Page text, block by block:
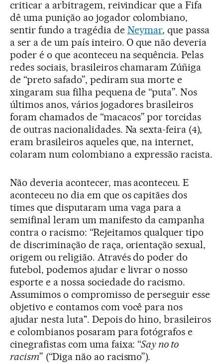
criticar a arbitragem, reivindicar que a Fifa
dê uma punição ao jogador colombiano,
sentir fundo a tragédia de Neymar, que passa
a ser a de um país inteiro. O que não deveria
poder é o que aconteceu na sequência. Pelas
redes sociais, brasileiros chamaram Zúñiga
de “preto safado”, pediram sua morte e
xingaram sua filha pequena de “puta”. Nos
últimos anos, vários jogadores brasileiros
foram chamados de “macacos” por torcidas
de outras nacionalidades. Na sexta-feira (4),
eram brasileiros aqueles que, na internet,
colaram num colombiano a expressão racista.
Não deveria acontecer, mas aconteceu. E
aconteceu no dia em que os capitães dos
times que disputaram uma vaga para a
semifinal leram um manifesto da campanha
contra o racismo: “Rejeitamos qualquer tipo
de discriminação de raça, orientação sexual,
origem ou religião. Através do poder do
futebol, podemos ajudar e livrar o nosso
esporte e a nossa sociedade do racismo.
Assumimos o compromisso de perseguir esse
objetivo e contamos com você para nos
ajudar nesta luta". Depois do hino, brasileiros
e colombianos posaram para fotógrafos e
cinegrafistas com uma faixa: “Say no to
racism” (“Diga não ao racismo”).